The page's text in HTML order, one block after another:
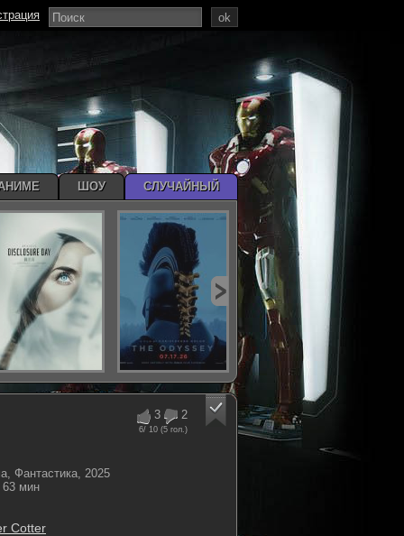
3 2
6/ 10 (5 гол.)
Фантастика, 2025
63 мин
Cotter
ok
ШОУ СЛУЧАЙНЫЙ